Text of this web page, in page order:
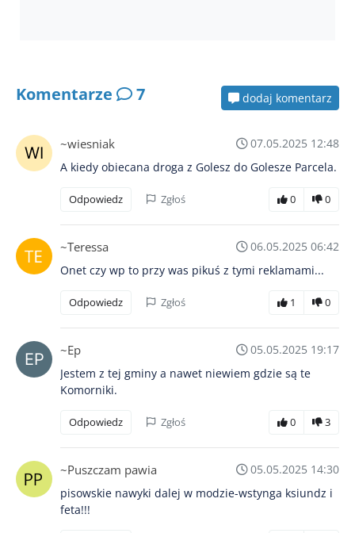
Komentarze 7 dodaj komentarz
~wiesniak
07.05.2025 12:48
A kiedy obiecana droga z Golesz do Golesze Parcela.
Odpowiedz Zgłoś 0 0
~Teressa
06.05.2025 06:42
Onet czy wp to przy was pikuś z tymi reklamami...
Odpowiedz Zgłoś 1 0
~Ep
05.05.2025 19:17
Jestem z tej gminy a nawet niewiem gdzie są te
Komorniki.
Odpowiedz Zgłoś 0 3
~Puszczam pawia
05.05.2025 14:30
pisowskie nawyki dalej w modzie-wstynga ksiundz i
feta!!!